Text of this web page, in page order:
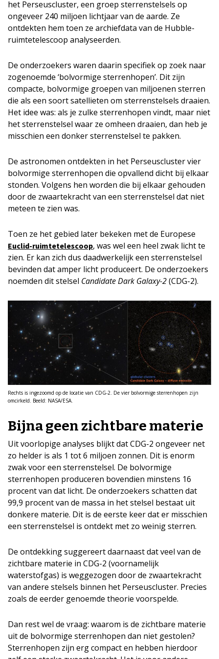
het Perseuscluster, een groep sterrenstelsels op
ongeveer 240 miljoen lichtjaar van de aarde. Ze
ontdekten hem toen ze archiefdata van de Hubble-
ruimtetelescoop analyseerden.
De onderzoekers waren daarin specifiek op zoek naar
zogenoemde ‘bolvormige sterrenhopen’. Dit zijn
compacte, bolvormige groepen van miljoenen sterren
die als een soort satellieten om sterrenstelsels draaien.
Het idee was: als je zulke sterrenhopen vindt, maar niet
het sterrenstelsel waar ze omheen draaien, dan heb je
misschien een donker sterrenstelsel te pakken.
De astronomen ontdekten in het Perseuscluster vier
bolvormige sterrenhopen die opvallend dicht bij elkaar
stonden. Volgens hen worden die bij elkaar gehouden
door de zwaartekracht van een sterrenstelsel dat niet
meteen te zien was.
Toen ze het gebied later bekeken met de Europese
Euclid-ruimtetelescoop, was wel een heel zwak licht te
zien. Er kan zich dus daadwerkelijk een sterrenstelsel
bevinden dat amper licht produceert. De onderzoekers
noemden dit stelsel Candidate Dark Galaxy-2(CDG-2).
Rechts is ingezoomd op de locatie van CDG-2. De vier bolvormige sterrenhopen zijn
omcirkeld. Beeld: NASA/ESA.
Bijna geen zichtbare materie
Uit voorlopige analyses blijkt dat CDG-2 ongeveer net
zo helder is als 1 tot 6 miljoen zonnen. Dit is enorm
zwak voor een sterrenstelsel. De bolvormige
sterrenhopen produceren bovendien minstens 16
procent van dat licht. De onderzoekers schatten dat
99,9 procent van de massa in het stelsel bestaat uit
donkere materie. Dit is de eerste keer dat er misschien
een sterrenstelsel is ontdekt met zo weinig sterren.
De ontdekking suggereert daarnaast dat veel van de
zichtbare materie in CDG-2 (voornamelijk
waterstofgas) is weggezogen door de zwaartekracht
van andere stelsels binnen het Perseuscluster. Precies
zoals de eerder genoemde theorie voorspelde.
Dan rest wel de vraag: waarom is de zichtbare materie
uit de bolvormige sterrenhopen dan niet gestolen?
Sterrenhopen zijn erg compact en hebben hierdoor